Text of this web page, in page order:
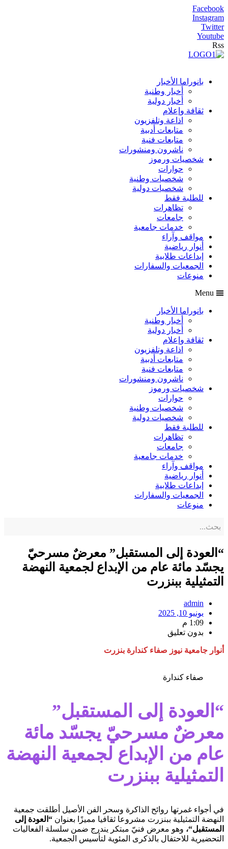
Facebook
Instagram
Twitter
Youtube
Rss
بانوراما الأخبار
أخبار وطنية
أخبار دولية
ثقافة وإعلام
اذاعة وتلفزيون
متابعات أدبية
متابعات فنية
ناشرون ومنشورات
شخصيات ورموز
حوارات
شخصيات وطنية
شخصيات دولية
للطلبة فقط
تظاهرات
جامعات
خدمات جامعية
مواقف وآراء
أنوار رياضية
إبداعات طلابية
الجمعيات والسفارات
منوعات
Menu
بانوراما الأخبار
أخبار وطنية
أخبار دولية
ثقافة وإعلام
اذاعة وتلفزيون
متابعات أدبية
متابعات فنية
ناشرون ومنشورات
شخصيات ورموز
حوارات
شخصيات وطنية
شخصيات دولية
للطلبة فقط
تظاهرات
جامعات
خدمات جامعية
مواقف وآراء
أنوار رياضية
إبداعات طلابية
الجمعيات والسفارات
منوعات
“العودة إلى المستقبل” معرضٌ مسرحيّ
يجسّد مائة عام من الإبداع لجمعية النهضة
التمثيلية ببنزرت
admin
يونيو 10, 2025
1:09 م
بدون تعليق
أنوار جامعية نيوز صفاء كندارة بنزرت
صفاء كندارة
“العودة إلى المستقبل”
معرضٌ مسرحيّ يجسّد مائة
عام من الإبداع لجمعية النهضة
التمثيلية ببنزرت
في أجواء غمرتها روائح الذاكرة وسحر الفن الأصيل أطلقت جمعية
النهضة التمثيلية ببنزرت مشروعا ثقافيا مميزًا بعنوان “ العودة إلى
المستقبل“، وهو معرض فنيّ مبتكر يندرج ضمن سلسلة الفعاليات
التحضيرية للاحتفال بالذكرى المئوية لتأسيس الجمعية.